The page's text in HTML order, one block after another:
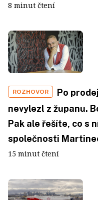
8 minut čtení
ROZHOVOR
Po
nevylezl z županu.
Pak ale řešíte, co s
společnosti
15 minut čtení